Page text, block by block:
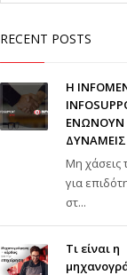
RECENT POSTS
Η
ΕΝΩΝΟΥΝ
Μη χάσεις
για
στ...
Τι είναι η